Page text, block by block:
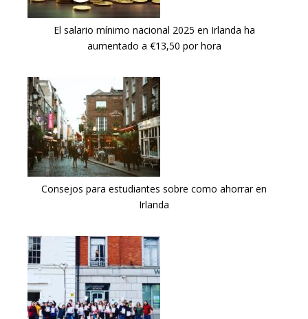
El salario mínimo nacional 2025 en Irlanda ha
aumentado a €13,50 por hora
Consejos para estudiantes sobre como ahorrar en
Irlanda